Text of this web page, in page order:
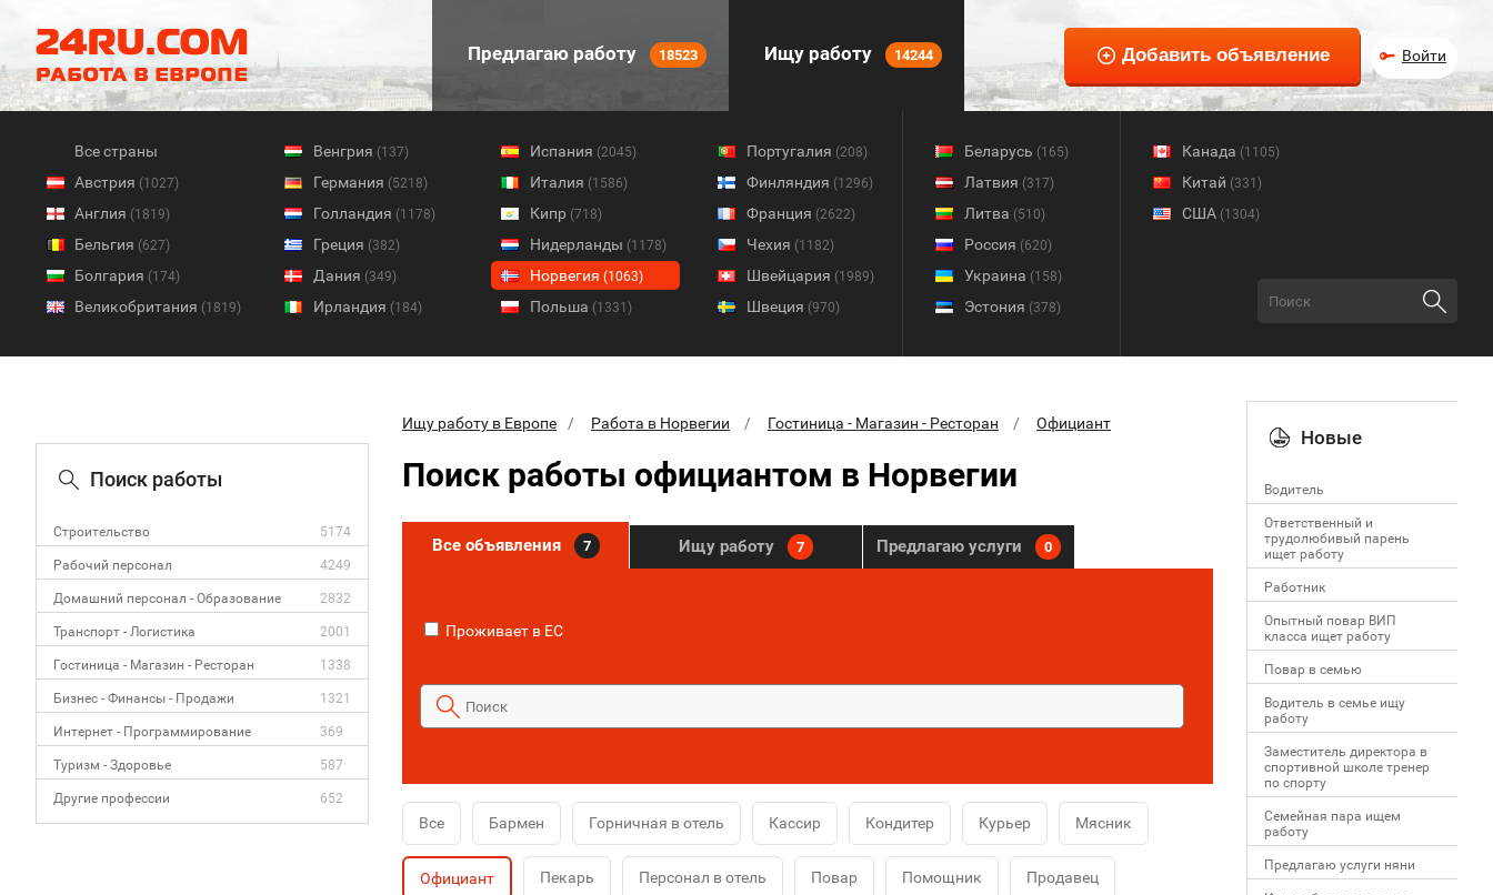
Предлагаю работу 18523 Ищу работу 14244 Войти
Все страны
Австрия (1027)
Англия (1819)
Бельгия (627)
Болгария (174)
Великобритания (1819)
Венгрия (137)
Германия (5218)
Голландия (1178)
Греция (382)
Дания (349)
Ирландия (184)
Испания (2045)
Италия (1586)
Кипр (718)
Нидерланды (1178)
Норвегия (1063)
Польша (1331)
Португалия (208)
Финляндия (1296)
Франция (2622)
Чехия (1182)
Швейцария (1989)
Швеция (970)
Беларусь (165)
Латвия (317)
Литва (510)
Россия (620)
Украина (158)
Эстония (378)
Канада (1105)
Китай (331)
США (1304)
Поиск работы
Строительство 5174
Рабочий персонал 4249
Домашний персонал - Образование 2832
Транспорт - Логистика 2001
Гостиница - Магазин - Ресторан 1338
Бизнес - Финансы - Продажи 1321
Интернет - Программирование 369
Туризм - Здоровье 587
Другие профессии 652
Ищу работу в Европе Работа в Норвегии Гостиница - Магазин - Ресторан Официант
Поиск работы официантом в Норвегии
Все объявления 7 Ищу работу 7 Предлагаю услуги 0
Проживает в ЕС
Все Бармен Горничная в отель Кассир Кондитер Курьер Мясник
Официант Пекарь Персонал в отель Повар Помощник Продавец
Новые
Водитель
Ответственный и
трудолюбивый парень
ищет работу
Работник
Опытный повар ВИП
класса ищет работу
Повар в семью
Водитель в семье ищу
работу
Заместитель директора в
спортивной школе тренер
по спорту
Семейная пара ищем
работу
Предлагаю услуги няни